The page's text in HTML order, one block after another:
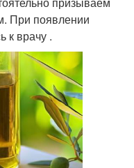
При появлении
к врачу .